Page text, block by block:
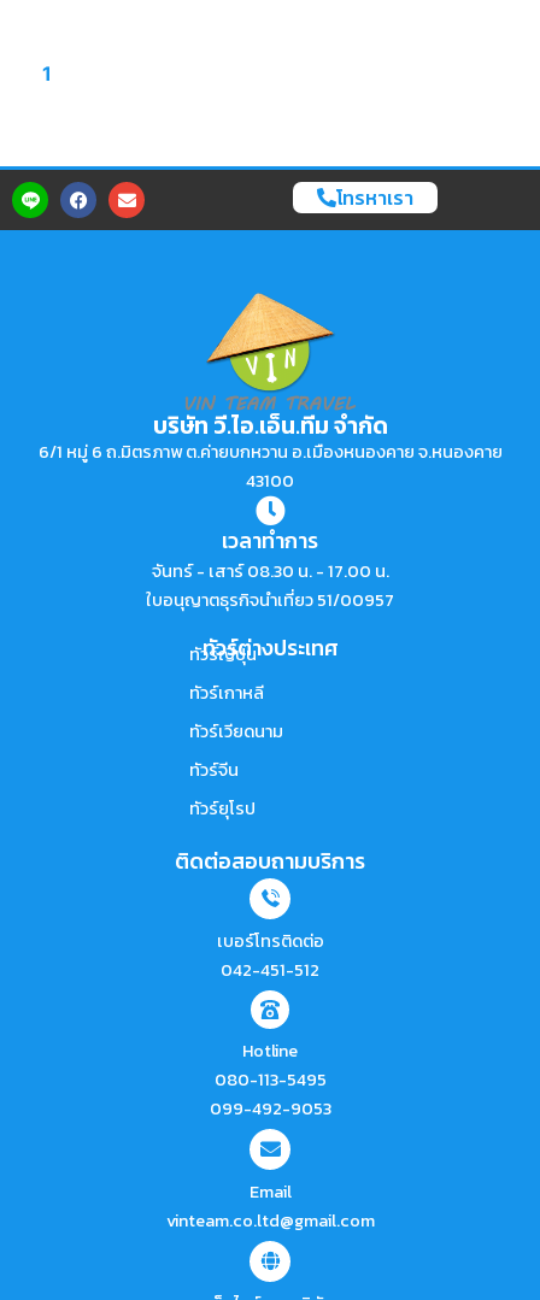
1
โทรหาเรา
บริษัท วี.ไอ.เอ็น.ทีม จำกัด
6/1 หมู่ 6 ถ.มิตรภาพ ต.ค่ายบกหวาน อ.เมืองหนองคาย จ.หนองคาย
43100
เวลาทำการ
จันทร์ - เสาร์ 08.30 น. - 17.00 น.
ใบอนุญาตธุรกิจนำเที่ยว 51/00957
ทัวร์ต่างประเทศ
ทัวร์ญี่ปุ่น
ทัวร์เกาหลี
ทัวร์เวียดนาม
ทัวร์จีน
ทัวร์ยุโรป
ติดต่อสอบถามบริการ
เบอร์โทรติดต่อ
042-451-512
Hotline
080-113-5495
099-492-9053
Email
vinteam.co.ltd@gmail.com